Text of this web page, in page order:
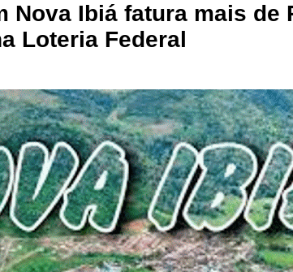
Nova Ibiá fatura mais de
Loteria Federal